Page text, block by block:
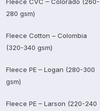
Fleece CVC – Colorado (260-
280 gsm)
Fleece Cotton – Colombia
(320-340 gsm)
Fleece PE – Logan (280-300
gsm)
Fleece PE – Larson (220-240